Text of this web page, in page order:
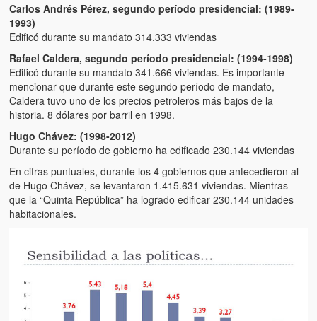
Carlos Andrés Pérez, segundo período presidencial: (1989-
1993)
Edificó durante su mandato 314.333 viviendas
Rafael Caldera, segundo período presidencial: (1994-1998)
Edificó durante su mandato 341.666 viviendas. Es importante
mencionar que durante este segundo período de mandato,
Caldera tuvo uno de los precios petroleros más bajos de la
historia. 8 dólares por barril en 1998.
Hugo Chávez: (1998-2012)
Durante su período de gobierno ha edificado 230.144 viviendas
En cifras puntuales, durante los 4 gobiernos que antecedieron al
de Hugo Chávez, se levantaron 1.415.631 viviendas. Mientras
que la “Quinta República” ha logrado edificar 230.144 unidades
habitacionales.